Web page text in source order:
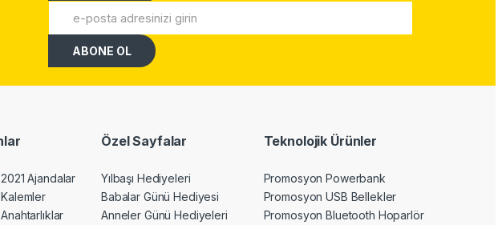
Ajandalar
Özel Sayfalar
Yılbaşı Hediyeleri
Babalar Günü Hediyesi
Anneler Günü Hediyeleri
Teknolojik Ürünler
Promosyon Powerbank
Promosyon USB Bellekler
Promosyon Bluetooth Hoparlör